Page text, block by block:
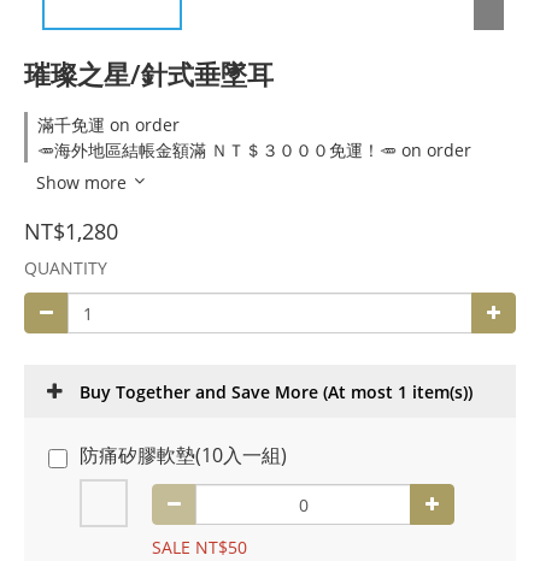
璀璨之星/針式垂墜耳
滿千免運 on order
🥕海外地區結帳金額滿 ＮＴ＄３０００免運！🥕 on order
Show more
NT$1,280
QUANTITY
Buy Together and Save More (At most 1 item(s))
防痛矽膠軟墊(10入一組)
SALE NT$50